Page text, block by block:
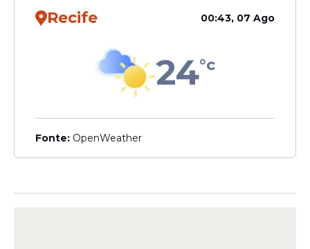
Recife 00:43, 07 Ago
24°c
Fonte: OpenWeather